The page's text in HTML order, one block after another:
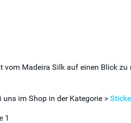
Madeira Silk auf einen Blick zu
im Shop in der Kategorie >
1